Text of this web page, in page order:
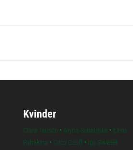
Kvinder
Clara Tauson • Aryna Sabalenka • Elena
Rybakina • Coco Gauff• Iga Swiatek